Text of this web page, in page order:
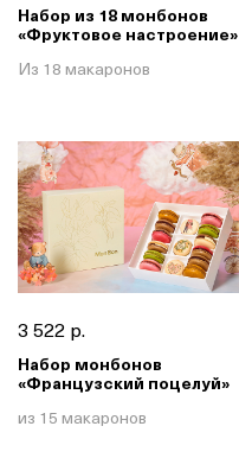
Набор из 18 монбонов
«Фруктовое настроение»
Из 18 макаронов
3 522 р.
Набор монбонов
«Французский поцелуй»
из 15 макаронов